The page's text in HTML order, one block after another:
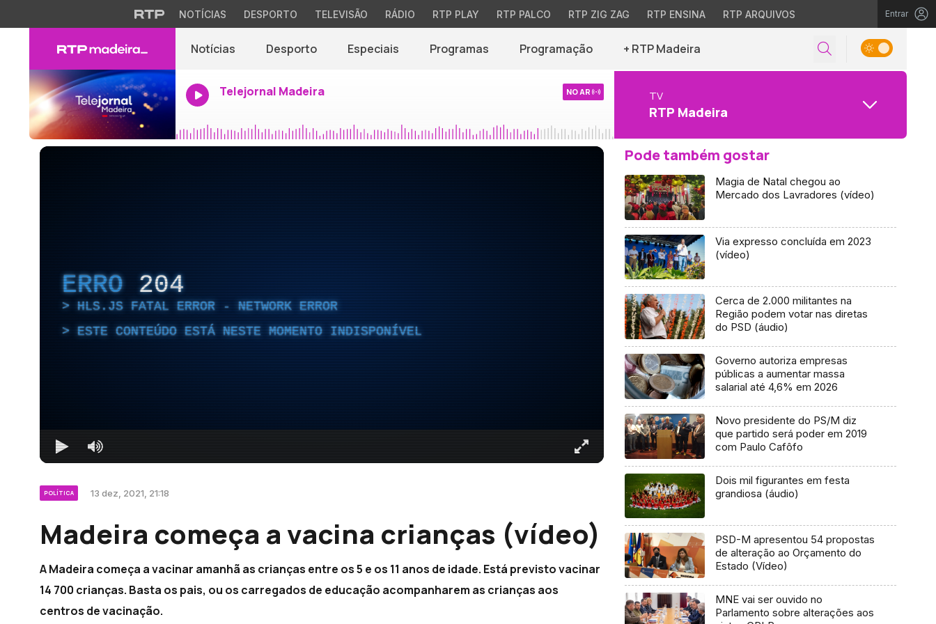
NOTÍCIAS DESPORTO TELEVISÃO RÁDIO RTP PLAY RTP PALCO RTP ZIG ZAG RTP ENSINA RTP ARQUIVOS Entrar
Notícias Desporto Especiais Programas Programação + RTP Madeira
Telejornal Madeira NO AR TV
RTP Madeira
ERRO 204
HLS.JS FATAL ERROR - NETWORK ERROR
ESTE CONTEÚDO ESTÁ NESTE MOMENTO INDISPONÍVEL
POLÍTICA 13 dez, 2021, 21:18
Madeira começa a vacina crianças (vídeo)
A Madeira começa a vacinar amanhã as crianças entre os 5 e os 11 anos de idade. Está previsto vacinar
14 700 crianças. Basta os pais, ou os carregados de educação acompanharem as crianças aos
centros de vacinação.
Pode também gostar
Magia de Natal chegou ao
Mercado dos Lavradores (vídeo)
Via expresso concluída em 2023
(vídeo)
Cerca de 2.000 militantes na
Região podem votar nas diretas
do PSD (áudio)
Governo autoriza empresas
públicas a aumentar massa
salarial até 4,6% em 2026
Novo presidente do PS/M diz
que partido será poder em 2019
com Paulo Cafôfo
Dois mil figurantes em festa
grandiosa (áudio)
PSD-M apresentou 54 propostas
de alteração ao Orçamento do
Estado (Vídeo)
MNE vai ser ouvido no
Parlamento sobre alterações aos